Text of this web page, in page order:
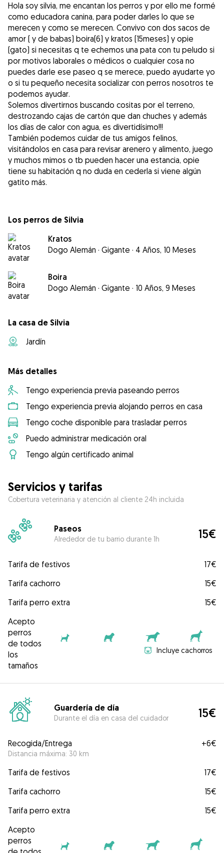
Hola soy silvia, me encantan los perros y por ello me formé
como educadora canina, para poder darles lo que se
merecen y como se merecen. Convivo con dos sacos de
amor ( y de babas) boira(6) y kratos (15meses) y opie
(gato) si necesitas q te echemos una pata con tu peludo si
por motivos laborales o médicos o cualquier cosa no
puedes darle ese paseo q se merece, puedo ayudarte yo
o si tu pequeño necesita socializar con perros nosotros te
podemos ayudar.
Solemos divertirnos buscando cositas por el terreno,
destrozando cajas de cartón que dan chuches y además
los días de calor con agua, es divertidísimo!!!
También podemos cuidar de tus amigos felinos,
visitándolos en casa para revisar arenero y alimento, juego
y muchos mimos o tb pueden hacer una estancia, opie
tiene su habitación q no duda en cederla si viene algún
gatito más.
Los perros de Silvia
Kratos
Dogo Alemán · Gigante · 4 Años, 10 Meses
Boira
Dogo Alemán · Gigante · 10 Años, 9 Meses
La casa de Silvia
Jardín
Más detalles
Tengo experiencia previa paseando perros
Tengo experiencia previa alojando perros en casa
Tengo coche disponible para trasladar perros
Puedo administrar medicación oral
Tengo algún certificado animal
Servicios y tarifas
Cobertura veterinaria y atención al cliente 24h incluida
Paseos
Alrededor de tu barrio durante 1h 15€
Tarifa de festivos
17€
Tarifa cachorro
15€
Tarifa perro extra
15€
Acepto
perros
de todos
los
tamaños
Incluye cachorros
Guardería de día
Durante el día en casa del cuidador 15€
Recogida/Entrega
Distancia máxima: 30 km
+6€
Tarifa de festivos
17€
Tarifa cachorro
15€
Tarifa perro extra
15€
Acepto
perros